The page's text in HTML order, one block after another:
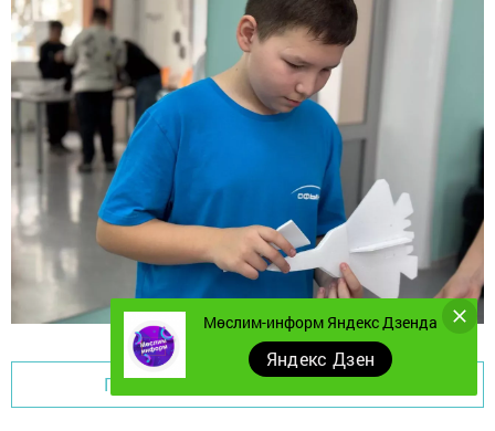
Перейти на страницу новости
Мөслим-информ Яндекс Дзенда
Яндекс Дзен